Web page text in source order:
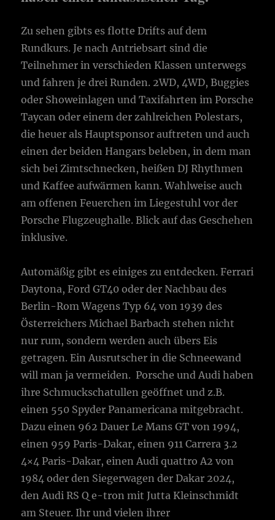
Zu sehen gibts es flotte Drifts auf dem
Rundkurs. Je nach Antriebsart sind die
Teilnehmer in verschieden Klassen unterwegs
und fahren je drei Runden. 2WD, 4WD, Buggies
oder Showeinlagen und Taxifahrten im Porsche
Taycan oder einem der zahlreichen Polestars,
die heuer als Hauptsponsor auftreten und auch
einen der beiden Hangars beleben, in dem man
sich bei Zimtschnecken, heißen DJ Rhythmen
und Kaffee aufwärmen kann. Wahlweise auch
am offenen Feuerchen im Liegestuhl vor der
Porsche Flugzeughalle. Blick auf das Geschehen
inklusive.
Automäßig gibt es einiges zu entdecken. Ferrari
Daytona, Ford GT40 oder der Nachbau des
Berlin-Rom Wagens Typ 64 von 1939 des
Österreichers Michael Barbach stehen nicht
nur rum, sondern werden auch übers Eis
getragen. Ein Ausrutscher in die Schneewand
will man ja vermeiden. Porsche und Audi haben
ihre Schmuckschatullen geöffnet und z.B.
einen 550 Spyder Panamericana mitgebracht.
Dazu einen 962 Dauer Le Mans GT von 1994,
einen 959 Paris-Dakar, einen 911 Carrera 3.2
4×4 Paris-Dakar, einen Audi quattro A2 von
1984 oder den Siegerwagen der Dakar 2024,
den Audi RS Q e-tron mit Jutta Kleinschmidt
am Steuer. Ihr und vielen ihrer